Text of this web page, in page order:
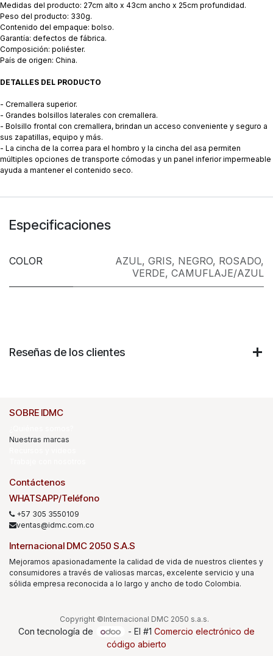
Medidas del producto: 27cm alto x 43cm ancho x 25cm profundidad.
Peso del producto: 330g.
Contenido del empaque: bolso.
Garantía: defectos de fábrica.
Composición: poliéster.
País de origen: China.
DETALLES DEL PRODUCTO
- Cremallera superior.
- Grandes bolsillos laterales con cremallera.
- Bolsillo frontal con cremallera, brindan un acceso conveniente y seguro a
sus zapatillas, equipo y más.
- La cincha de la correa para el hombro y la cincha del asa permiten
múltiples opciones de transporte cómodas y un panel inferior impermeable
ayuda a mantener el contenido seco.
Especificaciones
COLOR AZUL, GRIS, NEGRO, ROSADO,
VERDE, CAMUFLAJE/AZUL
Reseñas de los clientes
SOBRE IDMC
Nuestras marcas
Contáctenos
WHATSAPP/Teléfono
+57 305 3550109
ventas@idmc.com.co
Internacional DMC 2050 S.A.S
Mejoramos apasionadamente la calidad de vida de nuestros clientes y
consumidores a través de valiosas marcas, excelente servicio y una
sólida empresa reconocida a lo largo y ancho de todo Colombia.
Copyright ©Internacional DMC 2050 s.a.s.
Con tecnología de - El #1 Comercio electrónico de
código abierto